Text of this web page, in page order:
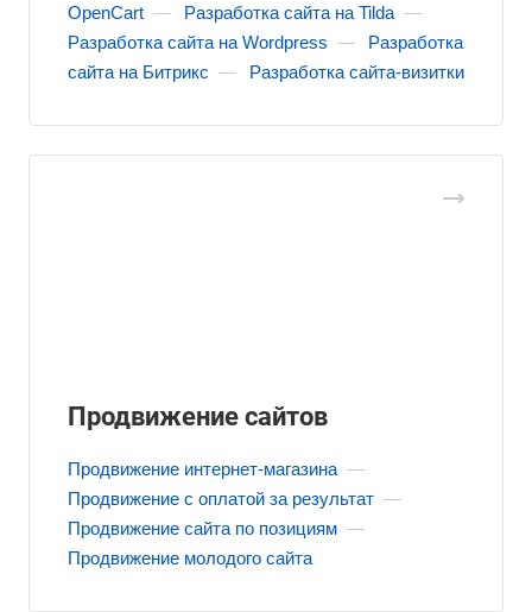
OpenCart — Разработка сайта на Tilda —
Разработка сайта на Wordpress —
Разработка
сайта на Битрикс — Разработка сайта-визитки
Продвижение сайтов
Продвижение интернет-магазина —
Продвижение с оплатой за результат —
Продвижение сайта по позициям —
Продвижение молодого сайта